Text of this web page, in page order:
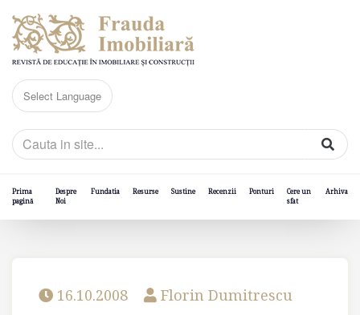
Prima
pagină
Despre
Noi
Fundatia Resurse Sustine Recenzii Ponturi
Cere un
sfat
Arhiva
16.10.2008 Florin Dumitrescu